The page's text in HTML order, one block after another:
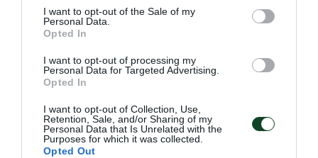
consent section.
I want to opt-out of the Sale of my
Personal Data.
Opted In
I want to opt-out of processing my
Personal Data for Targeted Advertising.
Opted In
I want to opt-out of Collection, Use,
Retention, Sale, and/or Sharing of my
Personal Data that Is Unrelated with the
Purposes for which it was collected.
Opted Out
ελεύθερο δίτερμα στο μισό γήπεδο. Οι Δημούτσος
και οι Ιωαννίσης ακολούθησαν πρόγραμμα
αποθεραπείας, ενώ ο Σπυρόπουλος υποβλήθηκε σε
θεραπεία καθώς διαπιστώθηκε ότι έχει υποστεί
προπόνηση συμμετείχαν και οι Σταμπολζίεφ,
Φέτσης, Μπουτζίκος και Κουσίδης.